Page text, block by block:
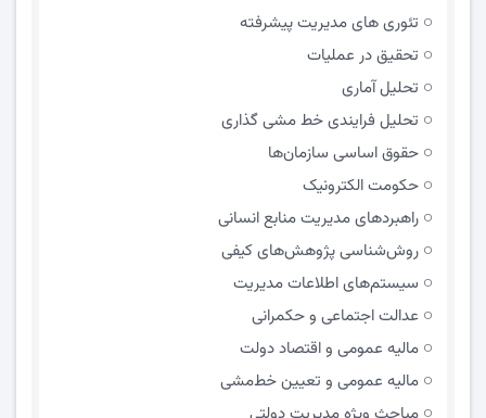
تئوری های مدیریت پیشرفته
تحقیق در عملیات
تحلیل آماری
تحلیل فرایندی خط مشی گذاری
حقوق اساسی سازمان‌ها
حکومت الکترونیک
راهبردهای مدیریت منابع انسانی
روش‌شناسی پژوهش‌های کیفی
سیستم‌های اطلاعات مدیریت
عدالت اجتماعی و حکمرانی
مالیه عمومی و اقتصاد دولت
مالیه عمومی و تعیین خط‌مشی